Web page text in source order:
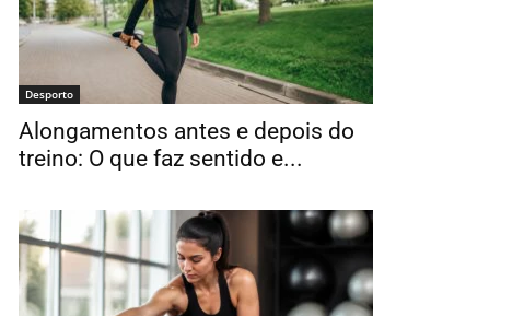
Desporto
Alongamentos antes e depois do
treino: O que faz sentido e...